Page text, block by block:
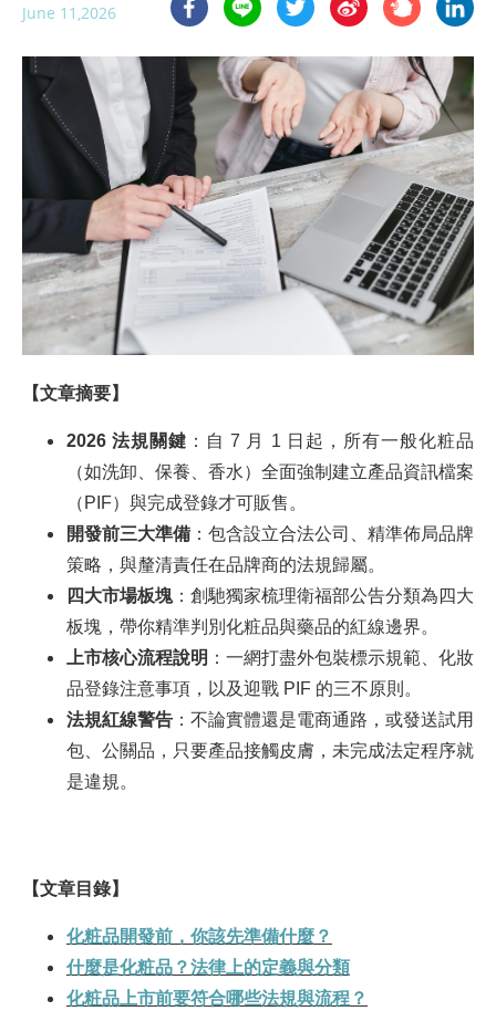
June 11,2026
【文章摘要】
2026法規關鍵 ：自 7 月 1 日起，所有一般化粧品
（如洗卸、保養、香水）全面強制建立產品資訊檔案
（PIF）與完成登錄才可販售。
開發前三大準備 ：包含設立合法公司、精準佈局品牌
策略，與釐清責任在品牌商的法規歸屬。
四大市場板塊 ：創馳獨家梳理衛福部公告分類為四大
板塊，帶你精準判別化粧品與藥品的紅線邊界。
上市核心流程說明 ：一網打盡外包裝標示規範、化妝
品登錄注意事項，以及迎戰 PIF 的三不原則。
法規紅線警告 ：不論實體還是電商通路，或發送試用
包、公關品，只要產品接觸皮膚，未完成法定程序就
是違規。
【文章目錄】
化粧品開發前，你該先準備什麼？
什麼是化粧品？法律上的定義與分類
化粧品上市前要符合哪些法規與流程？